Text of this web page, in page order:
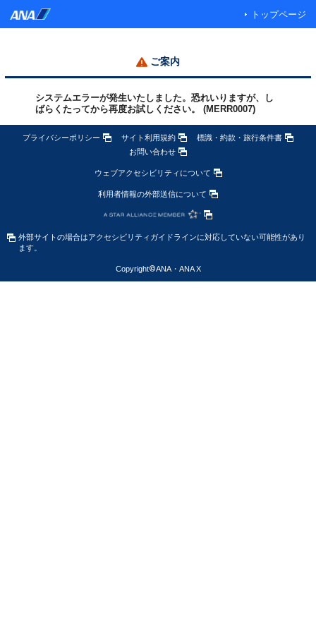
トップページ
ご案内
システムエラーが発生いたしました。恐れいりますが、し
ばらくたってから再度お試しください。 (MERR0007)
プライバシーポリシー サイト利用規約
標識・約款・旅行条件書
お問い合わせ
ウェブアクセシビリティについて
利用者情報の外部送信について
外部サイトの場合はアクセシビリティガイドラインに対応していない可能性があり
ます。
Copyright©ANA・ANA X